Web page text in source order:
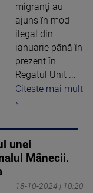
migranţi au
ajuns în mod
ilegal din
ianuarie până în
prezent în
Regatul Unit ...
Citeste mai mult
›
unei
Mânecii.
18-10-2024 | 10:20